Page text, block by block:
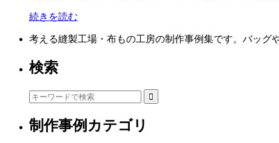
続きを読む
考える縫製工場・布もの工房の制作事例集です。バッグ
検索
制作事例カテゴリ